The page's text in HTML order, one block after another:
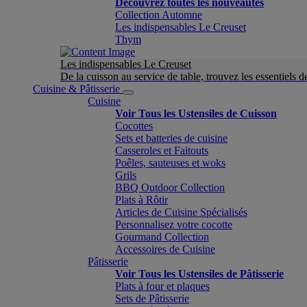
Découvrez toutes les nouveautés
Collection Automne
Les indispensables Le Creuset
Thym
Les indispensables Le Creuset
De la cuisson au service de table, trouvez les essentiels
Cuisine & Pâtisserie
Cuisine
Voir Tous les Ustensiles de Cuisson
Cocottes
Sets et batteries de cuisine
Casseroles et Faitouts
Poêles, sauteuses et woks
Grils
BBQ Outdoor Collection
Plats à Rôtir
Articles de Cuisine Spécialisés
Personnalisez votre cocotte
Gourmand Collection
Accessoires de Cuisine
Pâtisserie
Voir Tous les Ustensiles de Pâtisserie
Plats à four et plaques
Sets de Pâtisserie